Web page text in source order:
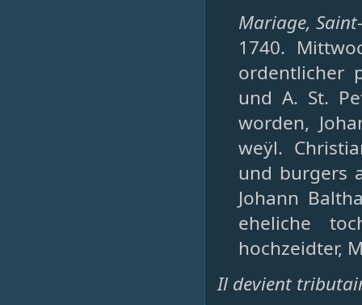
Mariage,
1740.
ordentlicher
und A. St.
worden,
weÿl.
und burgers
Johann
eheliche
hochzeidter,
Il devient